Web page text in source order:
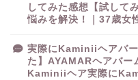
してみた感想【試して
悩みを解決！｜37歳女
実際にKaminiiヘアバ
た】AYAMARヘアバー
Kaminiiヘア実際に